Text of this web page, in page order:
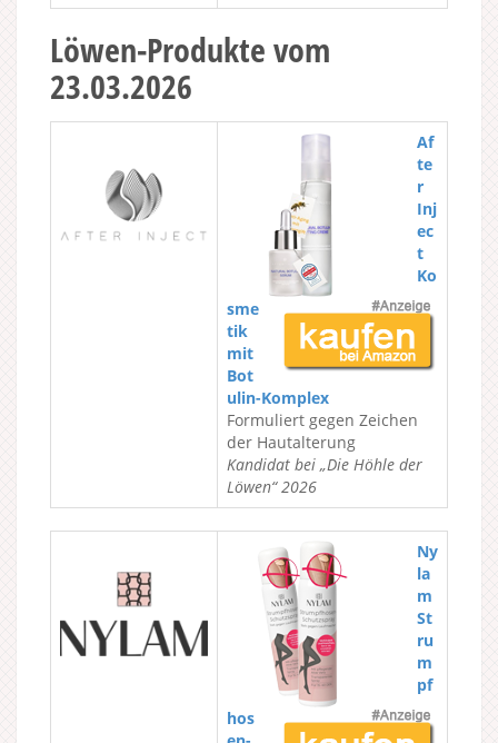
Löwen-Produkte vom
23.03.2026
Af
te
r
Inj
ec
t
Ko
sme
tik
mit
Bot
ulin-Komplex
Formuliert gegen Zeichen
der Hautalterung
Kandidat bei „Die Höhle der
Löwen“ 2026
Ny
la
m
St
ru
m
pf
hos